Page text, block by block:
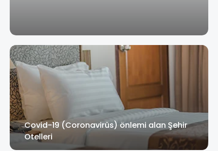
Covid-19 (Coronavirüs) önlemi alan Şehir
Otelleri